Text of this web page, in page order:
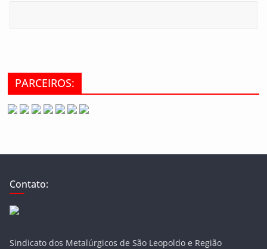
PARCEIROS:
Contato:
Sindicato dos Metalúrgicos de São Leopoldo e Região